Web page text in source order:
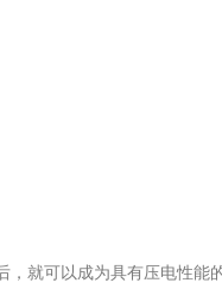
可以成为具有压电性能